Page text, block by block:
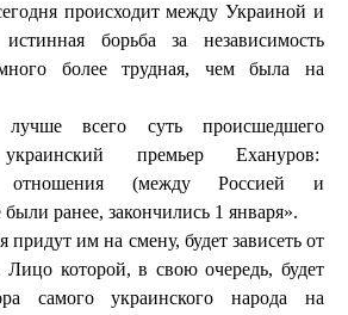
происходит между Украиной и
борьба за независимость
более трудная, чем была на
всего суть происшедшего
украинский премьер Ехануров:
отношения (между Россией и
ранее, закончились 1 января».
им на смену, будет зависеть от
Лицо которой, в свою очередь, будет
самого украинского народа на